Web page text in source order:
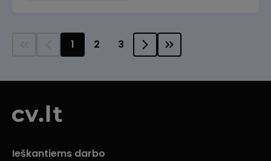
1 2 3
Ieškantiems darbo